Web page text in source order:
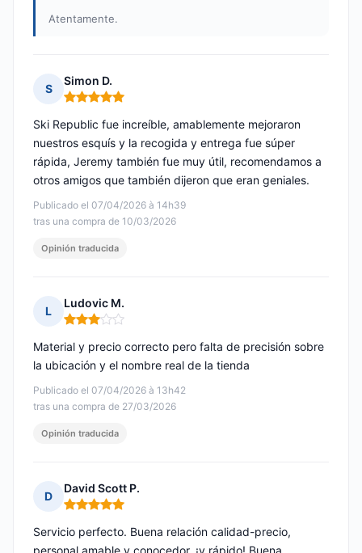
Atentamente.
S
Simon D.
Nota: 5 de 5
Publicado el 07/04/2026 à 14h39
tras una compra de 10/03/2026
Ski Republic fue increíble, amablemente mejoraron
nuestros esquís y la recogida y entrega fue súper
rápida, Jeremy también fue muy útil, recomendamos a
otros amigos que también dijeron que eran geniales.
Opinión traducida
L
Ludovic M.
Nota: 3 de 5
Publicado el 07/04/2026 à 13h42
tras una compra de 27/03/2026
Material y precio correcto pero falta de precisión sobre
la ubicación y el nombre real de la tienda
Opinión traducida
D
David Scott P.
Nota: 5 de 5
Servicio perfecto. Buena relación calidad-precio,